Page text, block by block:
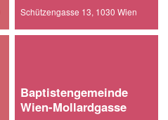
Schützengasse 13, 1030 Wien
Baptistengemeinde
Wien-Mollardgasse